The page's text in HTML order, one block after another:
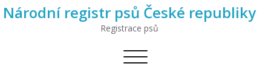
Národní registr psů České republiky
Registrace psů
Toggle